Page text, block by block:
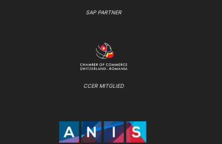
SAP PARTNER
CCER MITGLIED